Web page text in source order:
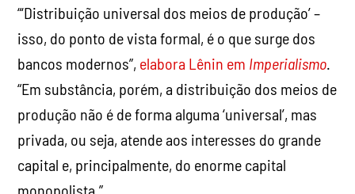
“‘Distribuição universal dos meios de produção’ –
isso, do ponto de vista formal, é o que surge dos
bancos modernos”, elabora Lênin em Imperialismo.
“Em substância, porém, a distribuição dos meios de
produção não é de forma alguma ‘universal’, mas
privada, ou seja, atende aos interesses do grande
capital e, principalmente, do enorme capital